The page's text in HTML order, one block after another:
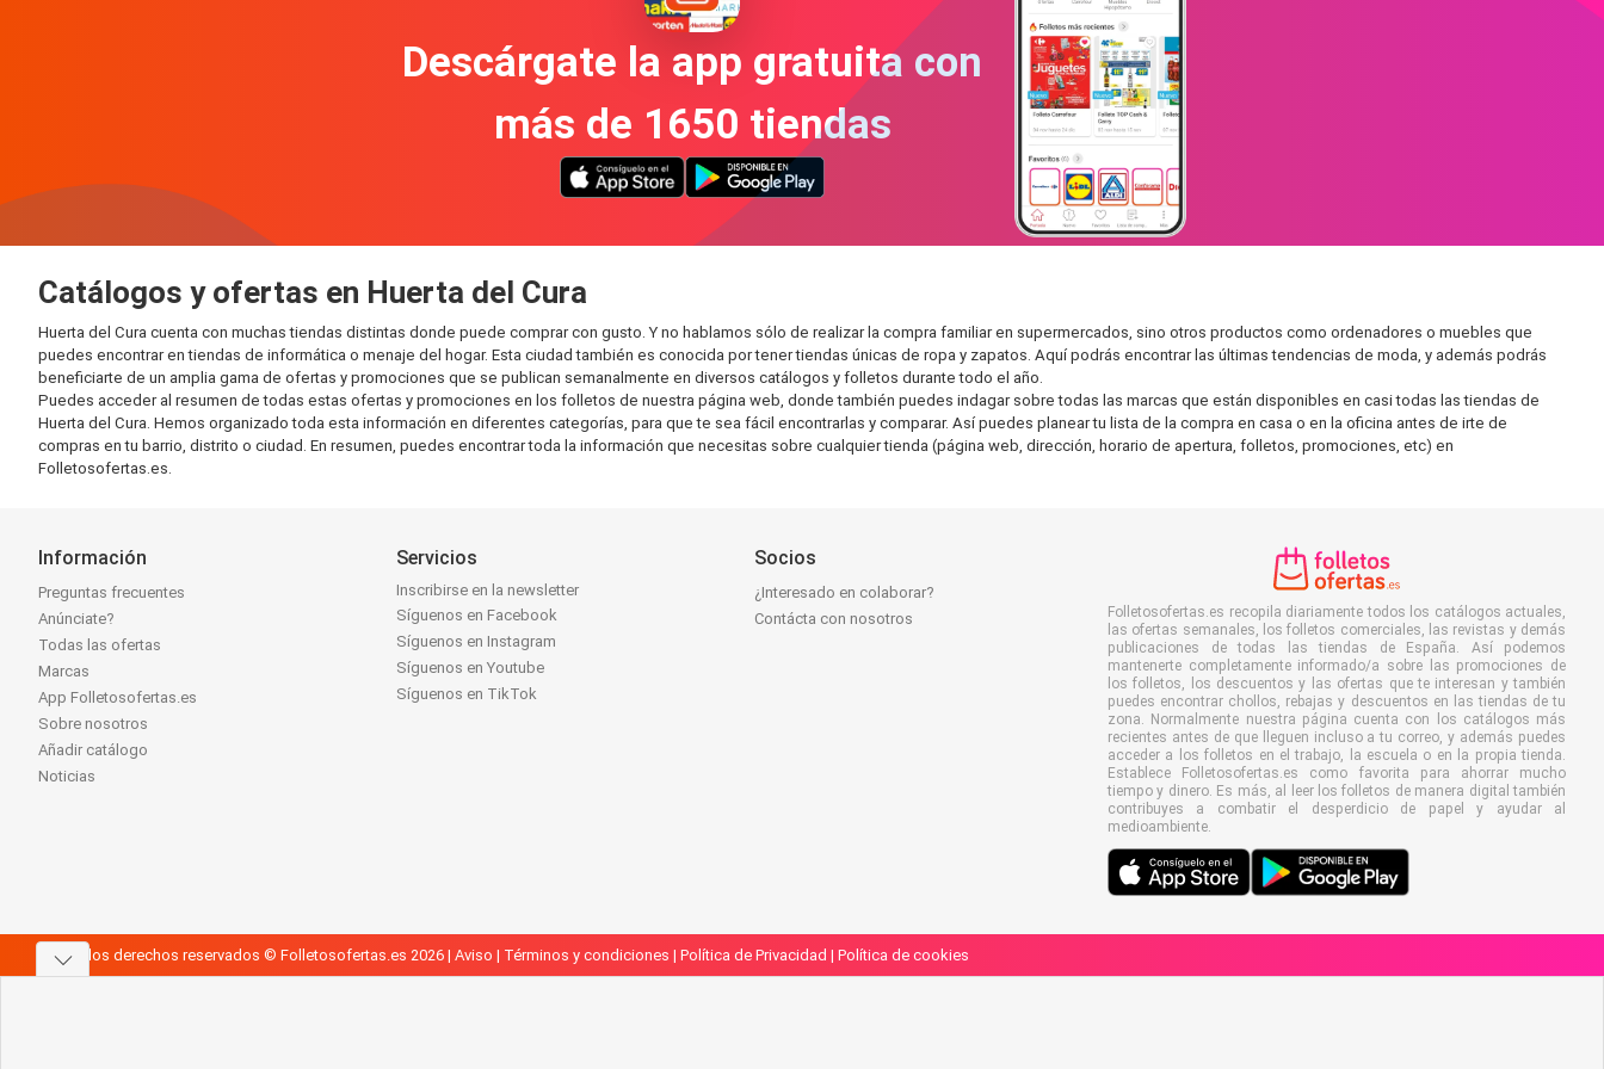
Descárgate la app gratuita con
más de 1650 tiendas
Catálogos y ofertas en Huerta del Cura
Huerta del Cura cuenta con muchas tiendas distintas donde puede comprar con gusto. Y no hablamos sólo de realizar la compra familiar en supermercados, sino otros productos como ordenadores o muebles que
puedes encontrar en tiendas de informática o menaje del hogar. Esta ciudad también es conocida por tener tiendas únicas de ropa y zapatos. Aquí podrás encontrar las últimas tendencias de moda, y además podrás
beneficiarte de un amplia gama de ofertas y promociones que se publican semanalmente en diversos catálogos y folletos durante todo el año.
Puedes acceder al resumen de todas estas ofertas y promociones en los folletos de nuestra página web, donde también puedes indagar sobre todas las marcas que están disponibles en casi todas las tiendas de
Huerta del Cura. Hemos organizado toda esta información en diferentes categorías, para que te sea fácil encontrarlas y comparar. Así puedes planear tu lista de la compra en casa o en la oficina antes de irte de
compras en tu barrio, distrito o ciudad. En resumen, puedes encontrar toda la información que necesitas sobre cualquier tienda (página web, dirección, horario de apertura, folletos, promociones, etc) en
Folletosofertas.es.
Información
Preguntas frecuentes
Anúnciate?
Todas las ofertas
Marcas
App Folletosofertas.es
Sobre nosotros
Añadir catálogo
Noticias
Servicios
Inscribirse en la newsletter
Síguenos en Facebook
Síguenos en Instagram
Síguenos en Youtube
Síguenos en TikTok
Socios
¿Interesado en colaborar?
Contácta con nosotros
Folletosofertas.es recopila diariamente todos los catálogos actuales,
las ofertas semanales, los folletos comerciales, las revistas y demás
publicaciones de todas las tiendas de España. Así podemos
mantenerte completamente informado/a sobre las promociones de
los folletos, los descuentos y las ofertas que te interesan y también
puedes encontrar chollos, rebajas y descuentos en las tiendas de tu
zona. Normalmente nuestra página cuenta con los catálogos más
recientes antes de que lleguen incluso a tu correo, y además puedes
acceder a los folletos en el trabajo, la escuela o en la propia tienda.
Establece Folletosofertas.es como favorita para ahorrar mucho
tiempo y dinero. Es más, al leer los folletos de manera digital también
contribuyes a combatir el desperdicio de papel y ayudar al
medioambiente.
Todos los derechos reservados © Folletosofertas.es 2026 | Aviso | Términos y condiciones | Política de Privacidad | Política de cookies